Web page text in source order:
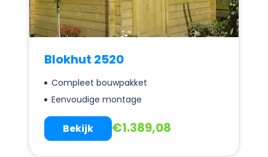
Blokhut 2520
Compleet bouwpakket
Eenvoudige montage
€1.389,08
Bekijk